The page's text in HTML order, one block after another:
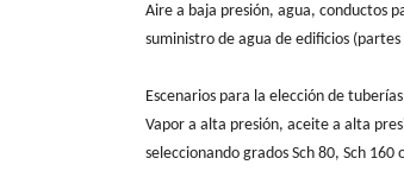
Aire a baja presión, agua, conductos
suministro de agua de edificios (partes
Escenarios para la elección de
Vapor a alta presión, aceite a alta
seleccionando grados Sch 80, Sch 160